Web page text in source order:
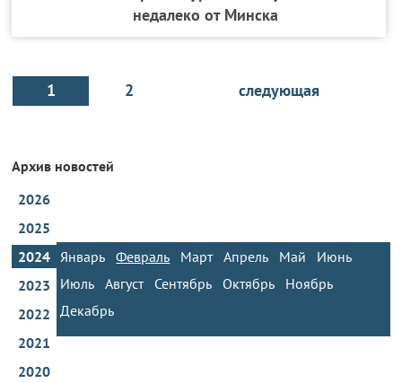
недалеко от Минска
1 2 следующая
Архив новостей
2026
2025
2024 Январь Февраль Март Апрель Май
Июнь
Июль
Август Сентябрь Октябрь
Ноябрь
Декабрь
2023
2022
2021
2020